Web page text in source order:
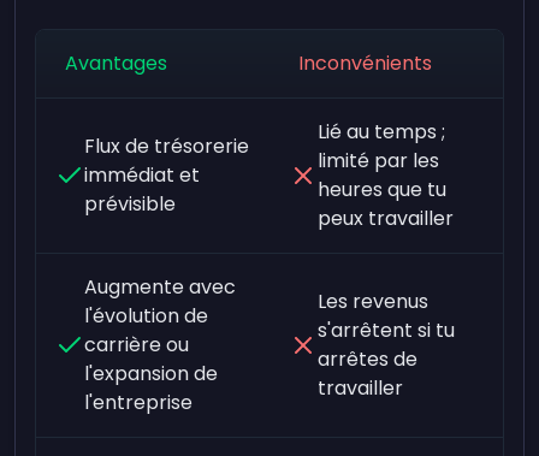
Avantages Inconvénients
Flux de trésorerie
immédiat et
prévisible
Lié au temps ;
limité par les
heures que tu
peux travailler
Augmente avec
l'évolution de
carrière ou
l'expansion de
l'entreprise
Les revenus
s'arrêtent si tu
arrêtes de
travailler